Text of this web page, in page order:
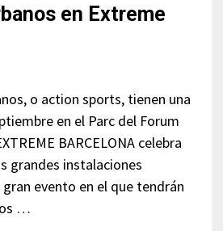
en Extreme
o action sports, tienen una
en el Parc del Forum
BARCELONA celebra
grandes instalaciones
evento en el que tendrán
…